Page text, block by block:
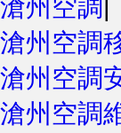
滄州空調|
滄州空調
滄州空調
滄州空調